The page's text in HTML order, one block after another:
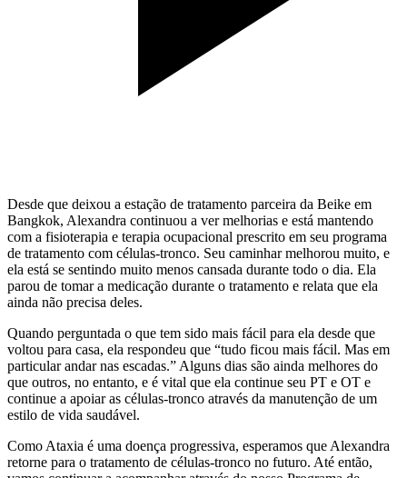
Desde que deixou a estação de tratamento parceira da Beike em
Bangkok, Alexandra continuou a ver melhorias e está mantendo
com a fisioterapia e terapia ocupacional prescrito em seu programa
de tratamento com células-tronco. Seu caminhar melhorou muito, e
ela está se sentindo muito menos cansada durante todo o dia. Ela
parou de tomar a medicação durante o tratamento e relata que ela
ainda não precisa deles.
Quando perguntada o que tem sido mais fácil para ela desde que
voltou para casa, ela respondeu que “tudo ficou mais fácil. Mas em
particular andar nas escadas.” Alguns dias são ainda melhores do
que outros, no entanto, e é vital que ela continue seu PT e OT e
continue a apoiar as células-tronco através da manutenção de um
estilo de vida saudável.
Como Ataxia é uma doença progressiva, esperamos que Alexandra
retorne para o tratamento de células-tronco no futuro. Até então,